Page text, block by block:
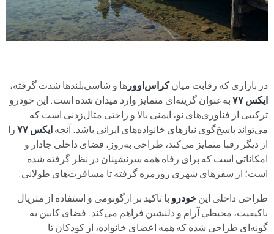
در بازاری که رقابت میانکراس‌اوور ها و شاسی‌بلندها شدت گرفته،
ایکس ۷۷
به‌عنوان گزینه‌ای متمایز وارد میدان شده است. این خودرو
ترکیبی از فناوری‌های نو، ایمنی بالا و راحتی مثال‌زدنی است که
می‌تواند پاسخ‌گوی نیازهای خانواده‌های ایرانی باشد. آنچهایکس ۷۷
را
از دیگر رقبا متمایز می‌کند، طراحی به‌روز، فضای داخلی جادار و
امکاناتی است که برای رفاه همه سرنشینان در نظر گرفته شده
است؛ از سفرهای شهری روزمره گرفته تا مسافرت‌های طولانی.
طراحی داخلی اینخودرو با تاکید بر ارگونومی و استفاده از متریال
باکیفیت، محیطی آرام و دلنشین فراهم می‌کند. فضای کابین به
گونه‌ای طراحی شده که همه اعضای خانواده، از کودکان تا